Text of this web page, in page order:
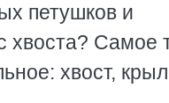
петушков и
хвоста? Самое
хвост,